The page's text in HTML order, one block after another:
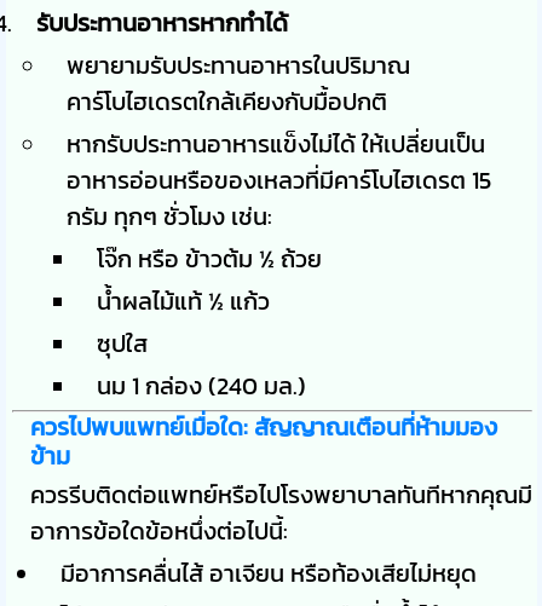
รับประทานอาหารหากทำได้
พยายามรับประทานอาหารในปริมาณ
คาร์โบไฮเดรตใกล้เคียงกับมื้อปกติ
หากรับประทานอาหารแข็งไม่ได้ ให้เปลี่ยนเป็น
อาหารอ่อนหรือของเหลวที่มีคาร์โบไฮเดรต 15
กรัม ทุกๆ ชั่วโมง เช่น:
โจ๊ก หรือ ข้าวต้ม ½ ถ้วย
น้ำผลไม้แท้ ½ แก้ว
ซุปใส
นม 1 กล่อง (240 มล.)
ควรไปพบแพทย์เมื่อใด: สัญญาณเตือนที่ห้ามมอง
ข้าม
ควรรีบติดต่อแพทย์หรือไปโรงพยาบาลทันทีหากคุณมี
อาการข้อใดข้อหนึ่งต่อไปนี้:
มีอาการคลื่นไส้ อาเจียน หรือท้องเสียไม่หยุด